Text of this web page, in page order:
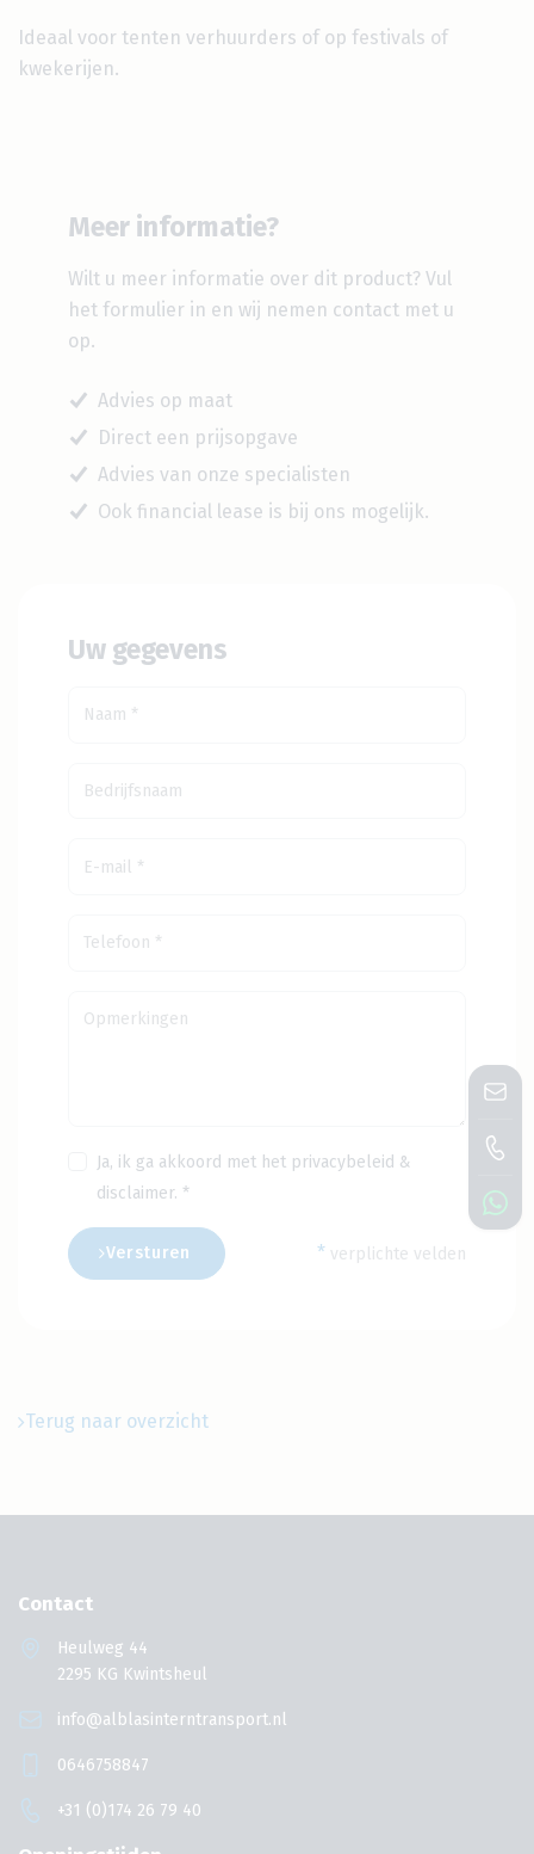
Ideaal voor tenten verhuurders of op festivals of
kwekerijen.
Meer informatie?
Wilt u meer informatie over dit product? Vul
het formulier in en wij nemen contact met u
op.
Advies op maat
Direct een prijsopgave
Advies van onze specialisten
Ook financial lease is bij ons mogelijk.
Uw gegevens
Ja, ik ga akkoord met het privacybeleid &
disclaimer. *
Versturen * verplichte velden
Terug naar overzicht
Contact
Heulweg 44
2295 KG Kwintsheul
info@alblasinterntransport.nl
0646758847
+31 (0)174 26 79 40